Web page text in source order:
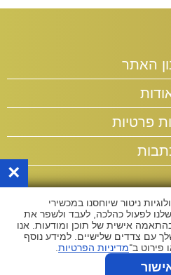
האתר
פרטיות
×
ניטור שיוחסנו במכשירי
לפעול כהלכה, לעבד ולשפר את
אישית של תוכן ומודעות. אנו
עם צדדים שלישיים. למידע נוסף
פירוט ב־מדיניות הפרטיות